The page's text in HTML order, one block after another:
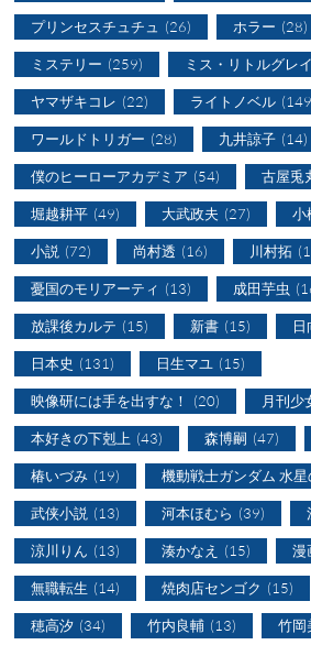
プリンセスチュチュ (26) ホラー (28)
ミステリー (259) ミス・リトルグレイ
ヤマザキコレ (22) ライトノベル
ワールドトリガー (28) 九井諒子 (14)
僕のヒーローアカデミア (54) 古屋兎
堀越耕平 (49) 大武政夫 (27) 小
小説 (72) 尚村透 (16) 川村拓
憂国のモリアーティ (13) 成田芋虫
放課後カルテ (15) 新書 (15) 日
日本史 (131) 日生マユ (15)
映像研には手を出すな！ (20) 月刊少
本好きの下剋上 (43) 森博嗣 (47)
椿いづみ (19) 機動戦士ガンダム 水
武侠小説 (13) 河本ほむら (39)
涼川りん (13) 湊かなえ (15) 漫
無職転生 (14) 焼肉店センゴク (15)
穂高汐 (34) 竹内良輔 (13) 竹岡